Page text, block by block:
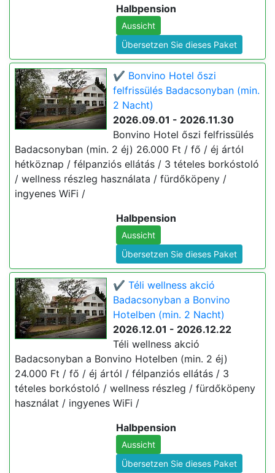
Halbpension
Aussicht
Übersetzen Sie dieses Paket
✔️ Bonvino Hotel őszi
felfrissülés Badacsonyban (min.
2 Nacht)
2026.09.01 - 2026.11.30
Bonvino Hotel őszi felfrissülés
Badacsonyban (min. 2 éj) 26.000 Ft / fő / éj ártól
hétköznap / félpanziós ellátás / 3 tételes borkóstoló
/ wellness részleg használata / fürdőköpeny /
ingyenes WiFi /
Halbpension
Aussicht
Übersetzen Sie dieses Paket
✔️ Téli wellness akció
Badacsonyban a Bonvino
Hotelben (min. 2 Nacht)
2026.12.01 - 2026.12.22
Téli wellness akció
Badacsonyban a Bonvino Hotelben (min. 2 éj)
24.000 Ft / fő / éj ártól / félpanziós ellátás / 3
tételes borkóstoló / wellness részleg / fürdőköpeny
használat / ingyenes WiFi /
Halbpension
Aussicht
Übersetzen Sie dieses Paket